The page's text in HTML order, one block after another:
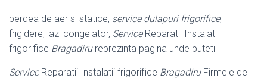
perdea de aer si statice, service dulapuri frigorifice,
frigidere, lazi congelator, ServiceReparatii Instalatii
frigorifice Bragadirureprezinta pagina unde puteti
ServiceReparatii Instalatii frigorifice BragadiruFirmele de